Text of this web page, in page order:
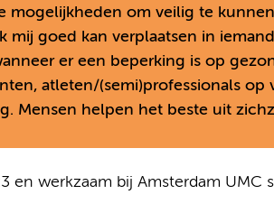
mogelijkheden om veilig te
mij goed kan verplaatsen in
er een beperking is op
atleten/(semi)professionals
Mensen helpen het beste uit
en werkzaam bij Amsterdam UMC